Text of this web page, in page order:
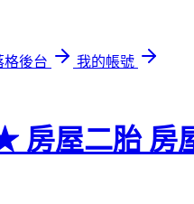
格後台
我的帳號
屋二胎 房